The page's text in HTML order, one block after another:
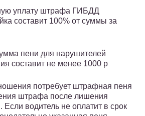
уплату штрафа ГИБДД
составит 100% от суммы за
пени для нарушителей
составит не менее 1000 р
потребует штрафная пеня
штрафа после лишения
Если водитель не оплатит в срок